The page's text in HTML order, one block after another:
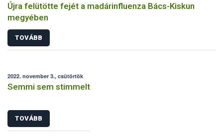
Újra felütötte fejét a madárinfluenza Bács-Kiskun
megyében
TOVÁBB
2022. november 3., csütörtök
Semmi sem stimmelt
TOVÁBB